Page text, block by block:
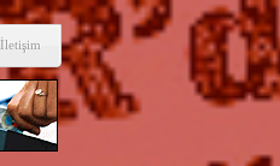
İletişim